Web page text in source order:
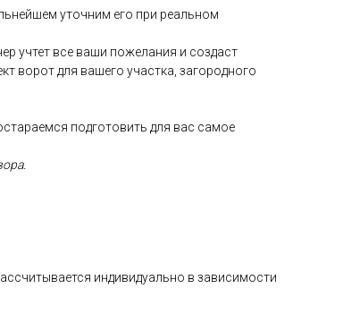
уточним его при реальном
учтет все ваши пожелания и создаст
ворот для вашего участка, загородного
подготовить для вас самое
индивидуально в зависимости